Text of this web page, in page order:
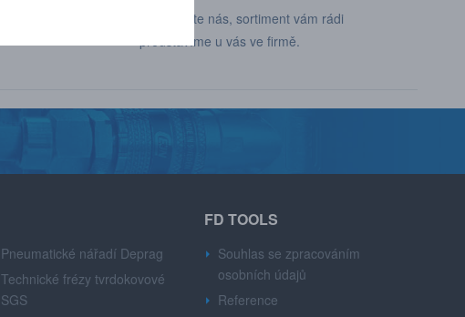
Kontaktujte nás, sortiment vám rádi
představíme u vás ve firmě.
Pneumatické nářadí Deprag
Technické frézy tvrdokovové
SGS
FD TOOLS
Souhlas se zpracováním
osobních údajů
Reference